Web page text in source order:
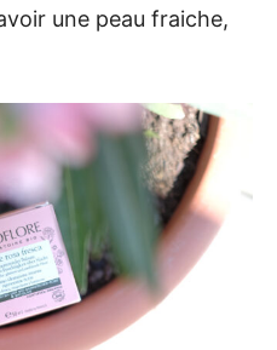
une peau fraiche,